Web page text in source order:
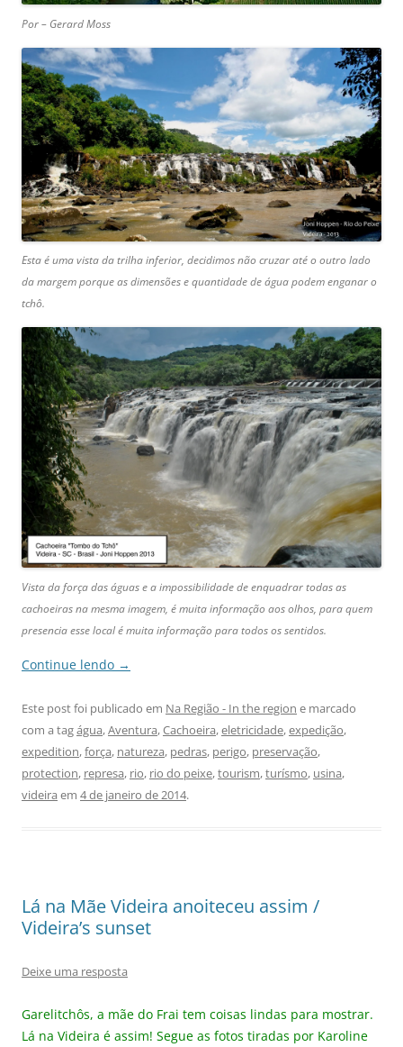
Por – Gerard Moss
Esta é uma vista da trilha inferior, decidimos não cruzar até o outro lado
da margem porque as dimensões e quantidade de água podem enganar o
tchô.
Vista da força das águas e a impossibilidade de enquadrar todas as
cachoeiras na mesma imagem, é muita informação aos olhos, para quem
presencia esse local é muita informação para todos os sentidos.
Continue lendo →
Este post foi publicado em Na Região - In the region e marcado
com a tagágua,Aventura,Cachoeira,eletricidade,expedição,
expedition,força, natureza, pedras, perigo, preservação,
protection, represa, rio, rio do peixe,tourism,turísmo, usina,
videira em 4 de janeiro de 2014.
Lá na Mãe Videira anoiteceu assim /
Videira’s sunset
Deixe uma resposta
Garelitchôs, a mãe do Frai tem coisas lindas para mostrar.
Lá na Videira é assim! Segue as fotos tiradas por Karoline